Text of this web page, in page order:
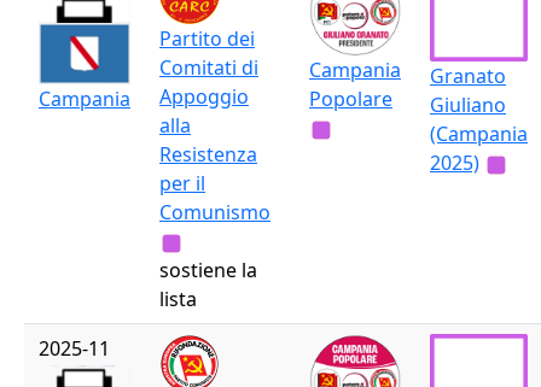
Campania
Partito dei
Comitati di
Appoggio
alla
Resistenza
per il
Comunismo
sostiene la
lista
Campania
Popolare
Granato
Giuliano
(Campania
2025)
2025-11